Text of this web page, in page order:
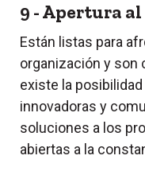
9 - Apertura
Están listas para
organización y son
existe la
innovadoras y
soluciones a los
abiertas a la